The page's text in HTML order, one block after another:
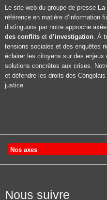
Le site web du groupe de presse La
référence en matière d’information
distinguons par notre approche
des conflits et d’investigation . À
tensions sociales et des enquêtes
éclairer les citoyens sur des
solutions concrètes aux crises.
et défendre les droits des
justice.
Nos axes
Nous suivre